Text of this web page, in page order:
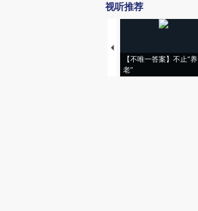
视听推荐
【不唯一答案】不止“养
老”